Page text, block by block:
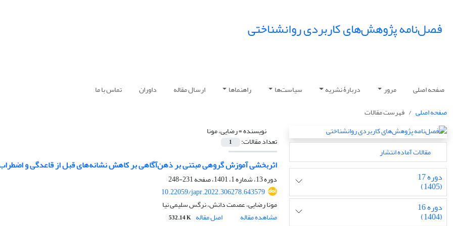
فصل‌نامه پژوهش‌های کاربردی روانشناختی
صفحه اصلی مرور دربارۀ نشریه سیاست‌ها راهنماها ارسال مقاله داوران
تماس با ما
صفحه اصلی
فهرست مقالات
مقالات آماده انتشار
دوره 17
(1405)
دوره 16
(1404)
نویسنده =رضایی، مونا
تعداد مقالات: 1
اثربخشی آموزش گروهی مبتنی بر ذهن‌آگاهی بر کاهش نشانه‌های قبل از قاعدگی و
دوره 13، شماره 1، 1401، صفحه
231-248
10.22059/japr.2022.306278.643579
مونا رضایی، عصمت دانش، نرگس سلیمی نیا
مشاهده مقاله
اصل مقاله 532.14 K